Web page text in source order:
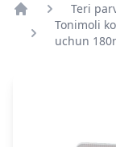
Bosh sahifa
Teri
Tonimoli
uchun